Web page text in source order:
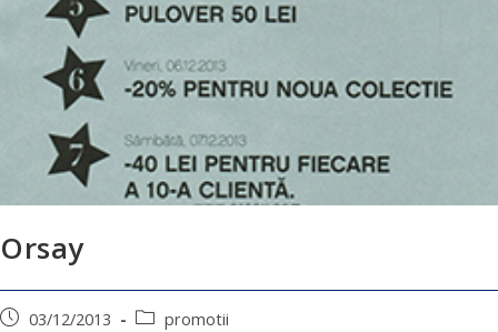
Orsay
03/12/2013 promotii